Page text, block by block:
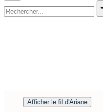
Afficher le fil d'Ariane